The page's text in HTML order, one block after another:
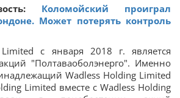
Коломойский проиграл
Может потерять контроль
с января 2018 г. является
"Полтаваоболэнерго". Именно
Wadless Holding Limited
Limited вместе с Wadless Holding